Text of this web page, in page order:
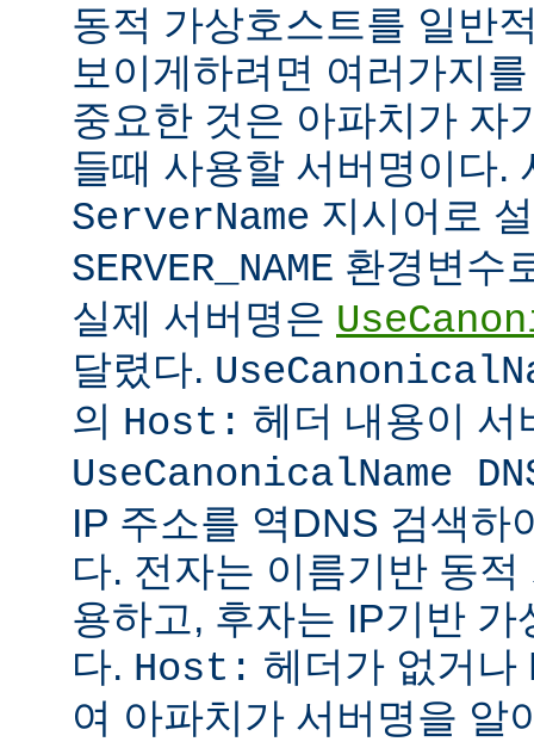
동적 가상호스트를 일반
보이게하려면 여러가지
중요한 것은 아파치가 자
들때 사용할 서버명이다.
ServerName 지시어로
SERVER_NAME 환경변수
실제 서버명은
달렸다.
의 Host: 헤더 내용이 서
UseCanonicalName
IP 주소를 역DNS 검색하
다. 전자는 이름기반 동
용하고, 후자는 IP기반
다. Host: 헤더가 없거나
여 아파치가 서버명을 알